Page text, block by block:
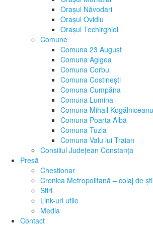
Oraşul Năvodari
Oraşul Ovidiu
Oraşul Techirghiol
Comune
Comuna 23 August
Comuna Agigea
Comuna Corbu
Comuna Costinești
Comuna Cumpăna
Comuna Lumina
Comuna Mihail Kogălniceanu
Comuna Poarta Albã
Comuna Tuzla
Comuna Valu lui Traian
Consiliul Judeţean Constanţa
Presã
Chestionar
Cronica Metropolitană – colaj de
Stiri
Link-uri utile
Media
Contact